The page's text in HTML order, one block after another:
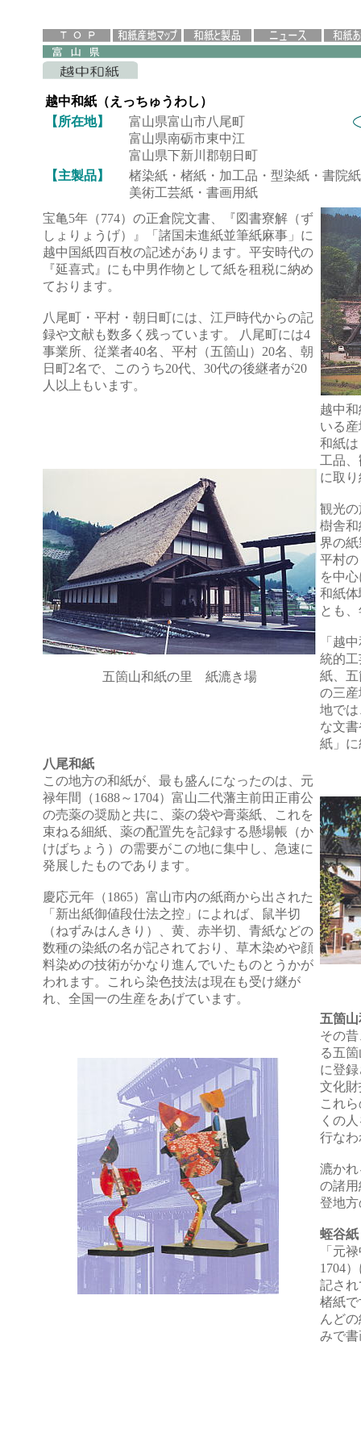
越中和紙（えっちゅうわし）
【所在地】
富山県富山市八尾町
富山県南砺市東中江
富山県下新川郡朝日町
【主製品】
楮染紙・楮紙・加工品・型染紙・書院
美術工芸紙・書画用紙
宝亀5年（774）の正倉院文書、『図書寮解（ず
しょりょうげ）』「諸国未進紙並筆紙麻事」に
越中国紙四百枚の記述があります。平安時代の
『延喜式』にも中男作物として紙を租税に納め
ております。
八尾町・平村・朝日町には、江戸時代からの記
録や文献も数多く残っています。 八尾町には4
事業所、従業者40名、平村（五箇山）20名、朝
日町2名で、このうち20代、30代の後継者が20
人以上もいます。
五箇山和紙の里 紙漉き場
越中
いる
和紙
工品
に取
観光
樹舎
界の
平村
を中
和紙
とも
「越
統的
紙、
の三
地で
な文
紙」
八尾和紙
この地方の和紙が、最も盛んになったのは、元
禄年間（1688～1704）富山二代藩主前田正甫公
の売薬の奨励と共に、薬の袋や膏薬紙、これを
束ねる細紙、薬の配置先を記録する懸場帳（か
けばちょう）の需要がこの地に集中し、急速に
発展したものであります。
慶応元年（1865）富山市内の紙商から出された
「新出紙御値段仕法之控」によれば、鼠半切
（ねずみはんきり）、黄、赤半切、青紙などの
数種の染紙の名が記されており、草木染めや顔
料染めの技術がかなり進んでいたものとうかが
われます。これら染色技法は現在も受け継が
れ、全国一の生産をあげています。
五箇
その
る五
に登
文化
これ
くの
行な
漉か
の諸
登地
蛭谷紙
「元
1704
記さ
楮紙
んど
みで